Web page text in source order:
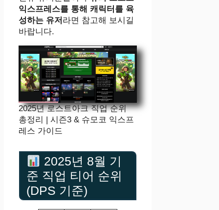
익스프레스를 통해 캐릭터를 육
성하는 유저 라면 참고해 보시길
바랍니다.
2025년 로스트아크 직업 순위
총정리 | 시즌3 & 슈모코 익스프
레스 가이드
2025년 8월 기
준 직업 티어 순위
(DPS 기준)